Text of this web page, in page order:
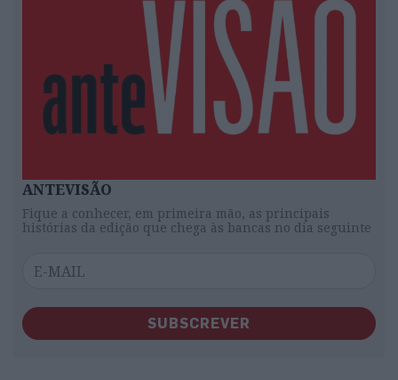
ANTEVISÃO
Fique a conhecer, em primeira mão, as principais
histórias da edição que chega às bancas no dia seguinte
SUBSCREVER